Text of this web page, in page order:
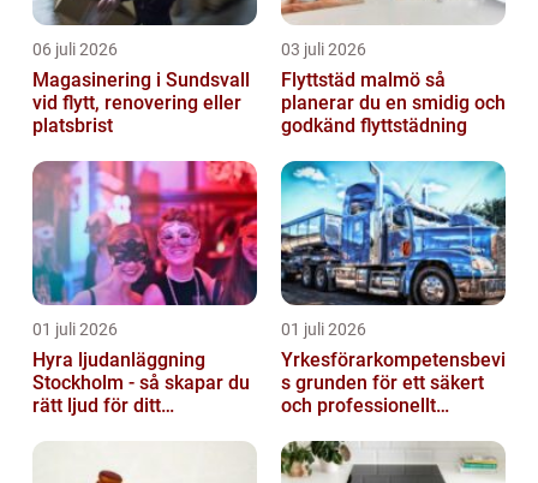
06 juli 2026
Magasinering i Sundsvall
vid flytt, renovering eller
platsbrist
03 juli 2026
Flyttstäd malmö så
planerar du en smidig och
godkänd flyttstädning
01 juli 2026
Hyra ljudanläggning
Stockholm - så skapar du
rätt ljud för ditt
01 juli 2026
Yrkesförarkompetensbevi
s grunden för ett säkert
och professionellt